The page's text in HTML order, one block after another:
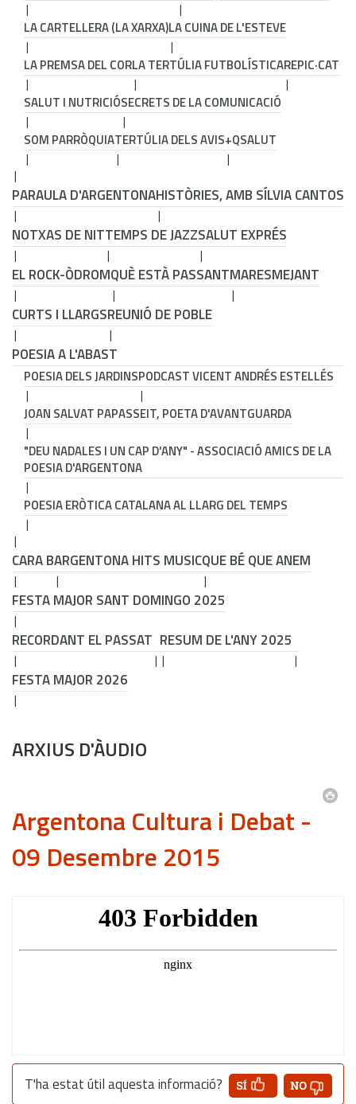
LA CARTELLERA (LA XARXA)LA CUINA DE L'ESTEVE
LA PREMSA DEL CORLA TERTÚLIA FUTBOLÍSTICAREPIC·CAT
SALUT I NUTRICIÓSECRETS DE LA COMUNICACIÓ
SOM PARRÒQUIATERTÚLIA DELS AVIS+QSALUT
PARAULA D'ARGENTONAHISTÒRIES, AMB SÍLVIA CANTOS
NOTXAS DE NITTEMPS DE JAZZSALUT EXPRÉS
EL ROCK-ÒDROMQUÈ ESTÀ PASSANTMARESMEJANT
CURTS I LLARGSREUNIÓ DE POBLE
POESIA A L'ABAST
POESIA DELS JARDINSPODCAST VICENT ANDRÉS ESTELLÉS
JOAN SALVAT PAPASSEIT, POETA D'AVANTGUARDA
"DEU NADALES I UN CAP D'ANY" - ASSOCIACIÓ AMICS DE LA
POESIA D'ARGENTONA
POESIA ERÒTICA CATALANA AL LLARG DEL TEMPS
CARA BARGENTONA HITS MUSICQUE BÉ QUE ANEM
FESTA MAJOR SANT DOMINGO 2025
RECORDANT EL PASSAT RESUM DE L'ANY 2025
FESTA MAJOR 2026
ARXIUS D'ÀUDIO
Argentona Cultura i Debat -
09 Desembre 2015
T'ha estat útil aquesta informació?